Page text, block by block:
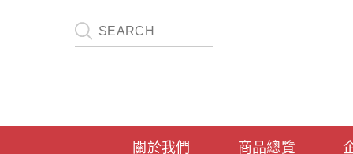
關於我們 商品總覽